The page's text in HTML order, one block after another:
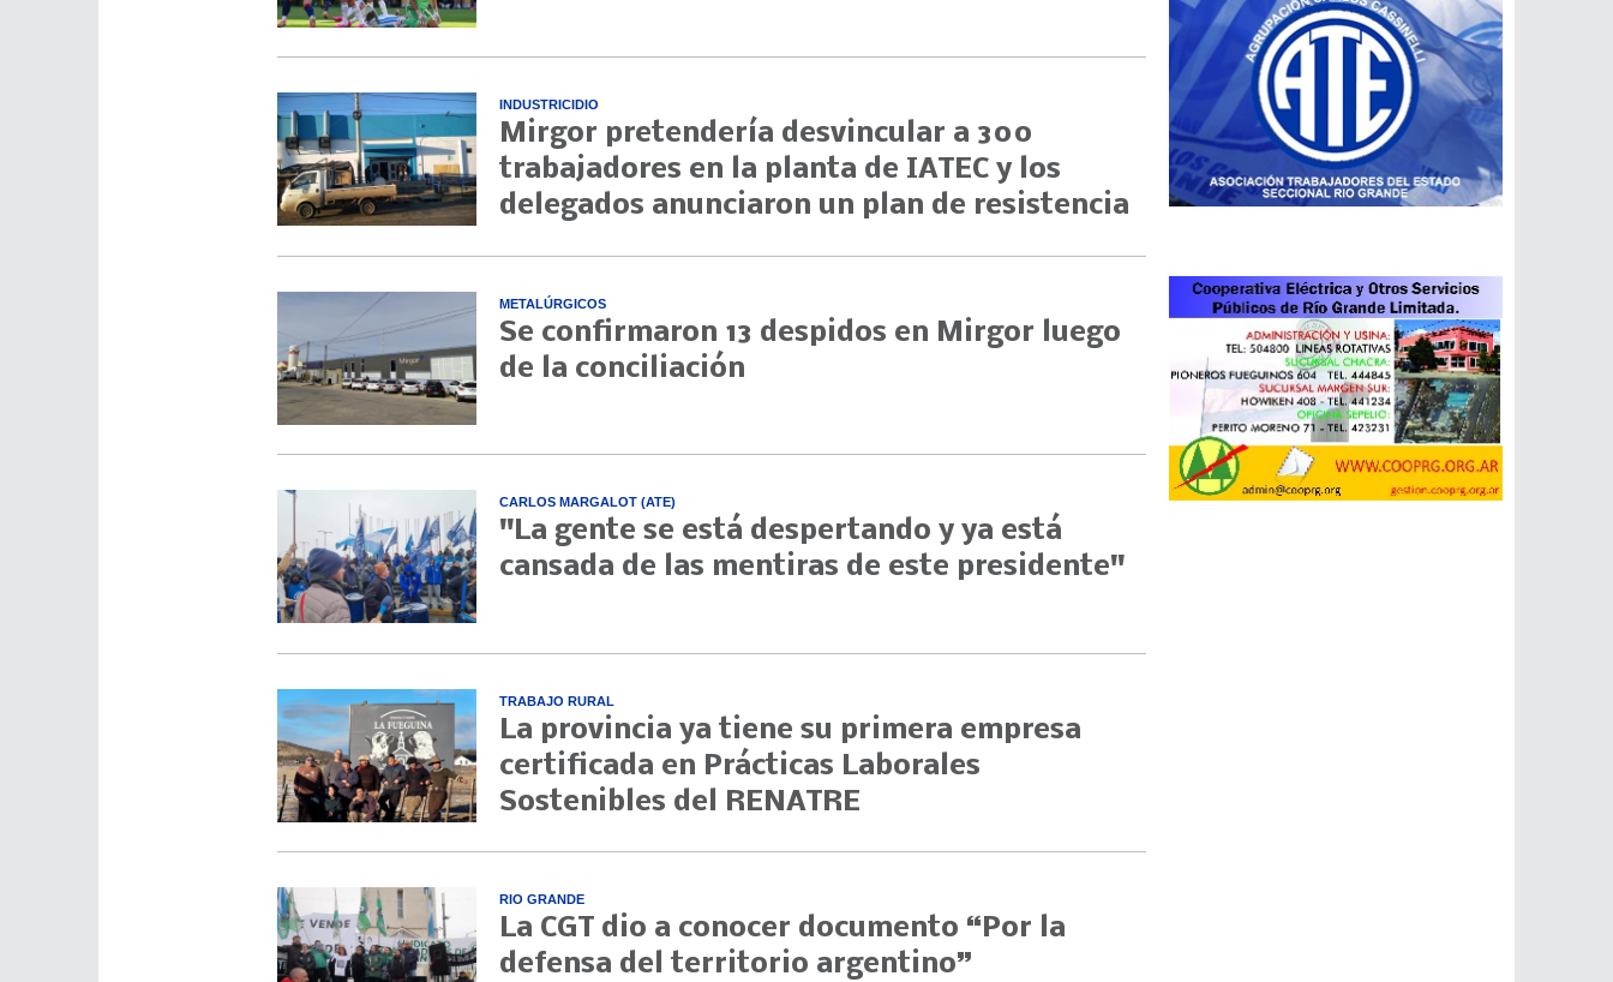
INDUSTRICIDIO
Mirgor pretendería desvincular a 300
trabajadores en la planta de IATEC y los
delegados anunciaron un plan de resistencia
METALÚRGICOS
Se confirmaron 13 despidos en Mirgor luego
de la conciliación
CARLOS MARGALOT (ATE)
"La gente se está despertando y ya está
cansada de las mentiras de este presidente"
TRABAJO RURAL
La provincia ya tiene su primera empresa
certificada en Prácticas Laborales
Sostenibles del RENATRE
RIO GRANDE
La CGT dio a conocer documento “Por la
defensa del territorio argentino”